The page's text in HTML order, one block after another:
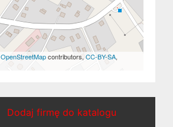
OpenStreetMapcontributors, CC-BY-SA,
Dodaj firmę do katalogu